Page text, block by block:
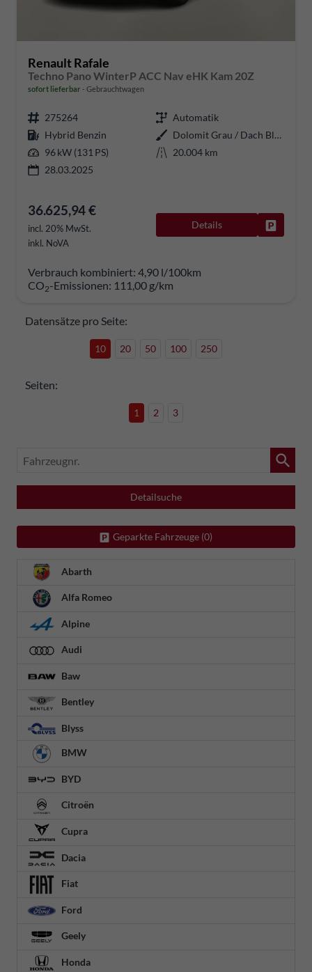
Renault Rafale
Techno Pano WinterP ACC Nav eHK Kam 20Z
sofort lieferbar Gebrauchtwagen
275264
Automatik
Hybrid Benzin
Dolomit Grau / Dach Black Pearl-
96 kW (131 PS)
20.004 km
28.03.2025
36.625,94 €
incl. 20% MwSt.
inkl. NoVA
Details
Verbrauch kombiniert: 4,90 l/100km
CO2-Emissionen: 111,00 g/km
Datensätze pro Seite:
10 20 50 100 250
Seiten:
1 2 3
Fahrzeugnr.
Detailsuche
Geparkte Fahrzeuge (0)
Abarth
Alfa Romeo
Alpine
Audi
Baw
Bentley
Blyss
BMW
BYD
Citroën
Cupra
Dacia
Fiat
Ford
Geely
Honda